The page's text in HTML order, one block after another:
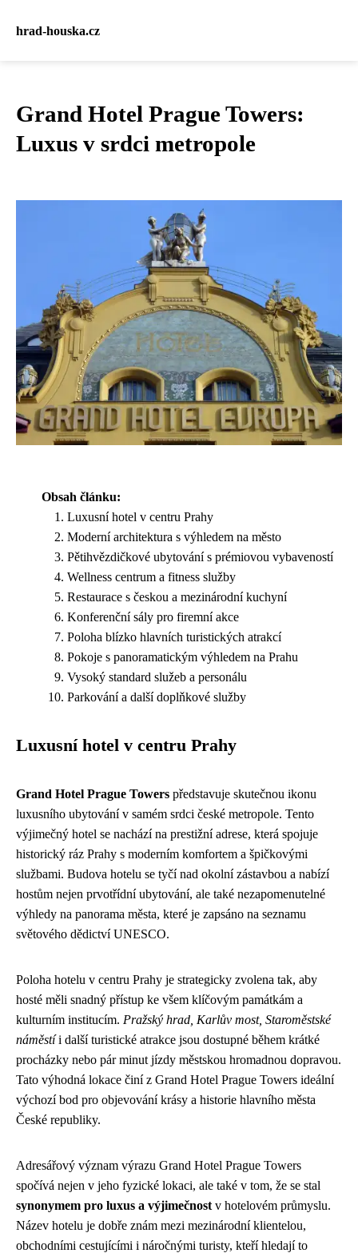
hrad-houska.cz
Grand Hotel Prague Towers:
Luxus v srdci metropole
Obsah článku:
Luxusní hotel v centru Prahy
Moderní architektura s výhledem na město
Pětihvězdičkové ubytování s prémiovou vybaveností
Wellness centrum a fitness služby
Restaurace s českou a mezinárodní kuchyní
Konferenční sály pro firemní akce
Poloha blízko hlavních turistických atrakcí
Pokoje s panoramatickým výhledem na Prahu
Vysoký standard služeb a personálu
Parkování a další doplňkové služby
Luxusní hotel v centru Prahy
Grand Hotel Prague Towers představuje skutečnou ikonu
luxusního ubytování v samém srdci české metropole. Tento
výjimečný hotel se nachází na prestižní adrese, která spojuje
historický ráz Prahy s moderním komfortem a špičkovými
službami. Budova hotelu se tyčí nad okolní zástavbou a nabízí
hostům nejen prvotřídní ubytování, ale také nezapomenutelné
výhledy na panorama města, které je zapsáno na seznamu
světového dědictví UNESCO.
Poloha hotelu v centru Prahy je strategicky zvolena tak, aby
hosté měli snadný přístup ke všem klíčovým památkám a
kulturním institucím. Pražský hrad, Karlův most, Staroměstské
náměstíi další turistické atrakce jsou dostupné během krátké
procházky nebo pár minut jízdy městskou hromadnou dopravou.
Tato výhodná lokace činí z Grand Hotel Prague Towers ideální
výchozí bod pro objevování krásy a historie hlavního města
České republiky.
Adresářový význam výrazu Grand Hotel Prague Towers
spočívá nejen v jeho fyzické lokaci, ale také v tom, že se stal
synonymem pro luxus a výjimečnost v hotelovém průmyslu.
Název hotelu je dobře znám mezi mezinárodní klientelou,
obchodními cestujícími i náročnými turisty, kteří hledají to